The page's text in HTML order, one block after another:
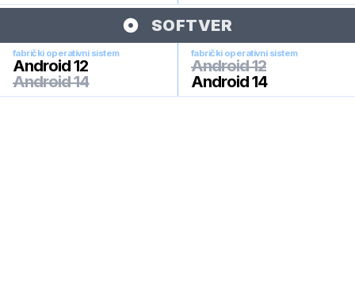
SOFTVER
fabrički operativni sistem
Android 12
Android 14
fabrički operativni sistem
Android 12
Android 14